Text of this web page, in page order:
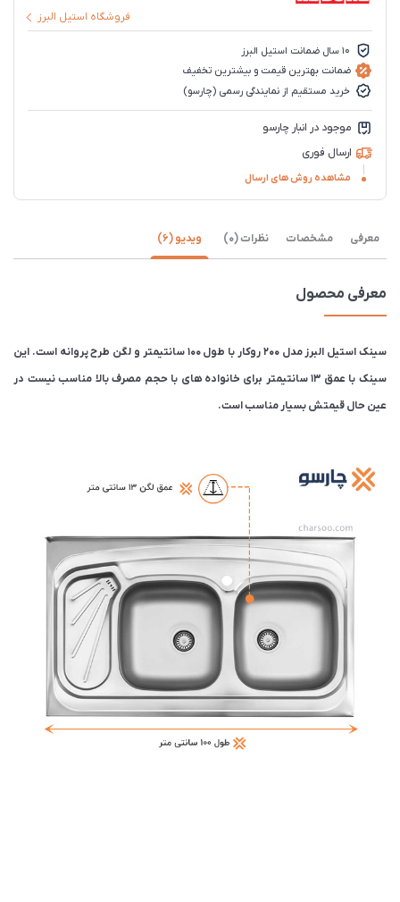
فروشگاه استیل البرز
10 سال ضمانت استیل البرز
ضمانت بهترین قیمت و بیشترین تخفیف
خرید مستقیم از نمایندگی رسمی (چارسو)
موجود در انبار چارسو
ارسال فوری
مشاهده روش های ارسال
معرفی مشخصات نظرات (0) ویدیو (6)
معرفی محصول
سینک استیل البرز مدل 200 روکار با طول ۱۰۰ سانتیمتر و لگن طرح پروانه‌ است. این
سینک با عمق ۱۳ سانتیمتر برای خانواده های با حجم مصرف بالا مناسب نیست در
عین حال قیمتش بسیار مناسب است.